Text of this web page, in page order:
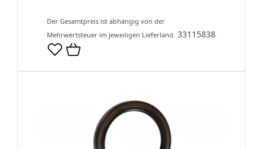
Der Gesamtpreis ist abhängig von der
Mehrwertsteuer im jeweiligen Lieferland. 33115838